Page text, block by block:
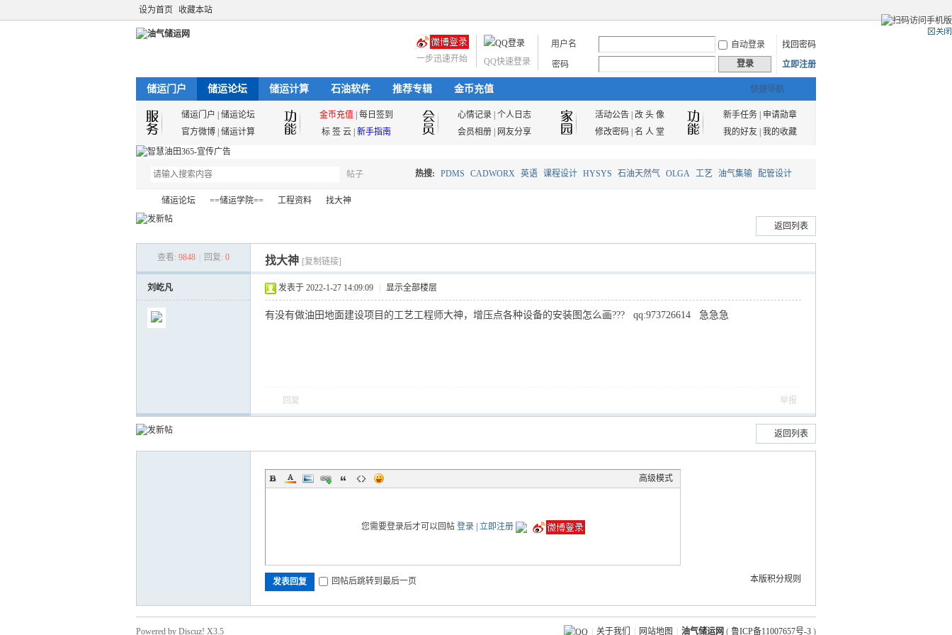
设为首页 收藏本站
用户名 自动登录
找回密码
密码
登录 立即注册
QQ快速登录
一步迅速开始
快捷导航
储运门户 储运论坛 储运计算 石油软件 推荐专辑 金币充值
储运门户 储运论坛 金币充值 每日签到 心情记录 个人日志 活动公告| 改 头 像 新手任务|
申请勋章
官方微博 储运计算 标 签 云 新手指南 会员相册 网友分享 修改密码| 名 人 堂 我的好友| 我的收藏
帖子 热搜: PDMS CADWORX 英语 课程设计 HYSYS 石油天然气 OLGA 工艺 油气集输 配管设计
储运论坛 ==储运学院==
›
工程资料
›
找大神
返回列表
查看: 9848 回复: 0 找大神 [复制链接]
刘屹凡 发表于 2022-1-27 14:09:09 显示全部楼层
有没有做油田地面建设项目的工艺工程师大神，增压点各种设备的安装图怎么画??? qq:973726614 急急急
回复 举报
返回列表
高级模式
您需要登录后才可以回帖 登录| 立即注册
本版积分规则
发表回复 回帖后跳转到最后一页
关于我们 网站地图 油气储运网 ( 鲁ICP备11007657号-3 )
Powered by Discuz! X3.5